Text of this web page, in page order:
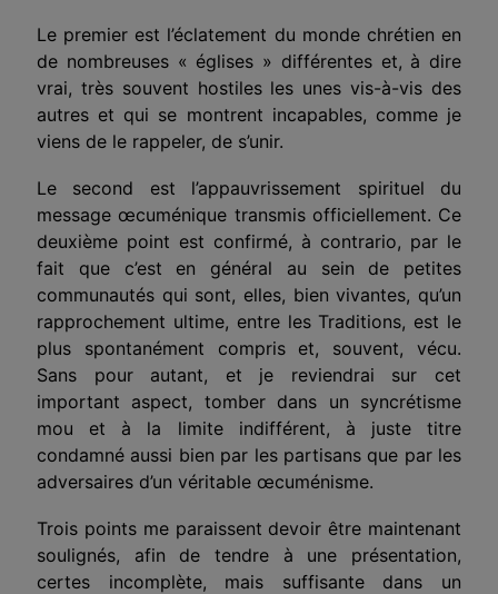
Le premier est l’éclatement du monde chrétien en
de nombreuses « églises » différentes et, à dire
vrai, très souvent hostiles les unes vis-à-vis des
autres et qui se montrent incapables, comme je
viens de le rappeler, de s’unir.
Le second est l’appauvrissement spirituel du
message œcuménique transmis officiellement. Ce
deuxième point est confirmé, à contrario, par le
fait que c’est en général au sein de petites
communautés qui sont, elles, bien vivantes, qu’un
rapprochement ultime, entre les Traditions, est le
plus spontanément compris et, souvent, vécu.
Sans pour autant, et je reviendrai sur cet
important aspect, tomber dans un syncrétisme
mou et à la limite indifférent, à juste titre
condamné aussi bien par les partisans que par les
adversaires d’un véritable œcuménisme.
Trois points me paraissent devoir être maintenant
soulignés, afin de tendre à une présentation,
certes incomplète, mais suffisante dans un